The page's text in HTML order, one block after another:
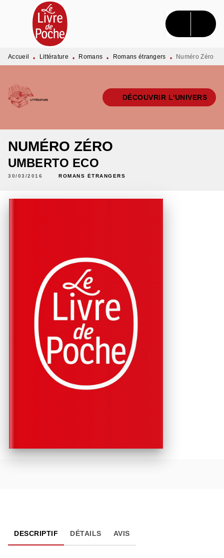
MENU RECHERCHE CONTENU
PIED DE PAGE
Accueil • Littérature • Romans • Romans étrangers • Numéro Zéro
DÉCOUVRIR L'UNIVERS
NUMÉRO ZÉRO
UMBERTO ECO
30/03/2016 ROMANS ÉTRANGERS
DESCRIPTIF DÉTAILS AVIS